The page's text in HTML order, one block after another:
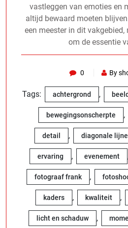
vastleggen van emoties en
altijd bewaard moeten
een meester in dit
om de essentie
0 By
Tags: achtergrond ,
bewegingsonscherpte ,
detail , diagonale
ervaring , evenement
fotograaf frank ,
kaders , kwaliteit ,
licht en schaduw ,